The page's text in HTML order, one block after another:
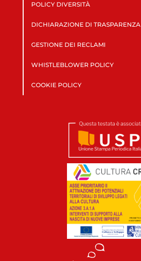
POLICY DIVERSITÀ
DICHIARAZIONE DI TRASPARENZA
GESTIONE DEI RECLAMI
WHISTLEBLOWER POLICY
COOKIE POLICY